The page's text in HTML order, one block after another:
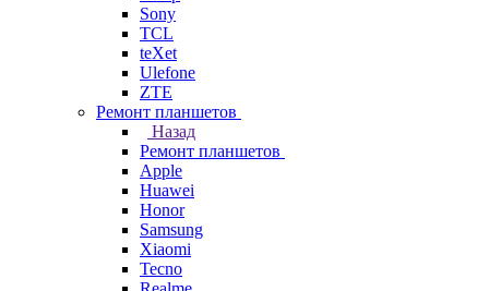
Sony
TCL
teXet
Ulefone
ZTE
Ремонт планшетов
Назад
Ремонт планшетов
Apple
Huawei
Honor
Samsung
Xiaomi
Tecno